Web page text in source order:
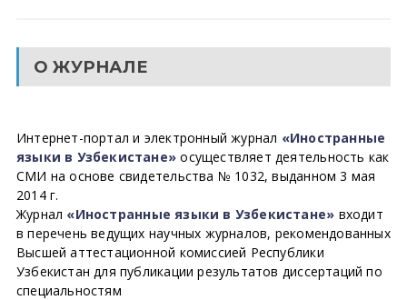
О ЖУРНАЛЕ
Интернет-портал и электронный журнал «Иностранные
языки в Узбекистане» осуществляет деятельность как
СМИ на основе свидетельства № 1032, выданном 3 мая
2014 г.
Журнал «Иностранные языки в Узбекистане» входит
в перечень ведущих научных журналов, рекомендованных
Высшей аттестационной комиссией Республики
Узбекистан для публикации результатов диссертаций по
специальностям